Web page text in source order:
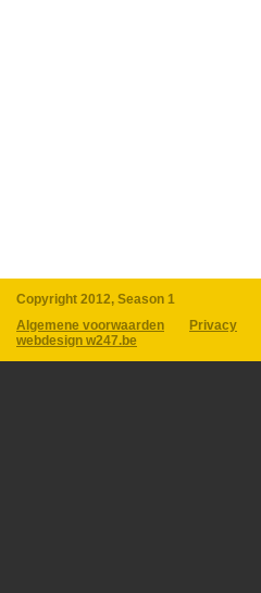
Copyright 2012, Season 1
Algemene voorwaarden
Privacy
webdesign w247.be